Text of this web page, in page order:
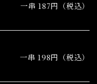
一串 187円（税込）
一串 198円（税込）